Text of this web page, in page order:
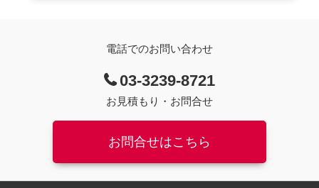
電話でのお問い合わせ
03-3239-8721
お見積もり・お問合せ
お問合せはこちら